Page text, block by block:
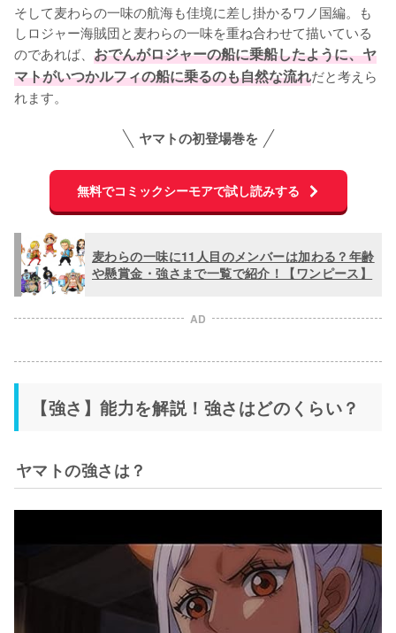
そして麦わらの一味の航海も佳境に差し掛かるワノ国編。も
しロジャー海賊団と麦わらの一味を重ね合わせて描いている
のであれば、 おでんがロジャーの船に乗船したように、ヤ
マトがいつかルフィの船に乗るのも自然な流れだと考えら
れます。
ヤマトの初登場巻を
無料でコミックシーモアで試し読みする
麦わらの一味に11人目のメンバーは加わる？年齢
や懸賞金・強さまで一覧で紹介！【ワンピース】
AD
【強さ】能力を解説！強さはどのくらい？
ヤマトの強さは？